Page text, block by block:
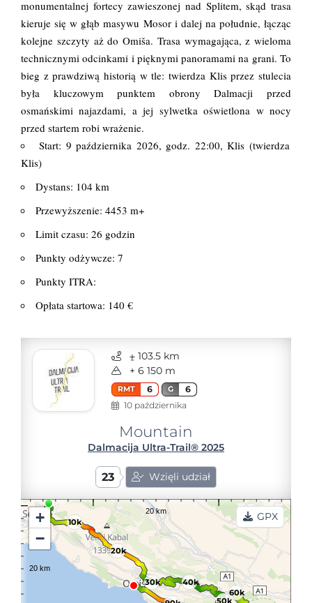
monumentalnej fortecy zawieszonej nad Splitem, skąd trasa
kieruje się w głąb masywu Mosor i dalej na południe, łącząc
kolejne szczyty aż do Omiša. Trasa wymagająca, z wieloma
technicznymi odcinkami i pięknymi panoramami na grani. To
bieg z prawdziwą historią w tle: twierdza Klis przez stulecia
była kluczowym punktem obrony Dalmacji przed
osmańskimi najazdami, a jej sylwetka oświetlona w nocy
przed startem robi wrażenie.
Start: 9 października 2026, godz. 22:00, Klis (twierdza
Klis)
Dystans: 104 km
Przewyższenie: 4453 m+
Limit czasu: 26 godzin
Punkty odżywcze: 7
Punkty ITRA:
Opłata startowa: 140 €